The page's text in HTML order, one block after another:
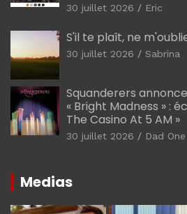
30 juillet 2026 Eric
S'il te plaît, ne
30 juillet 2026 Sabrina
Squanderers
« Bright Madness » :
The Casino At 5 AM »
30 juillet 2026 Dad One
Medias